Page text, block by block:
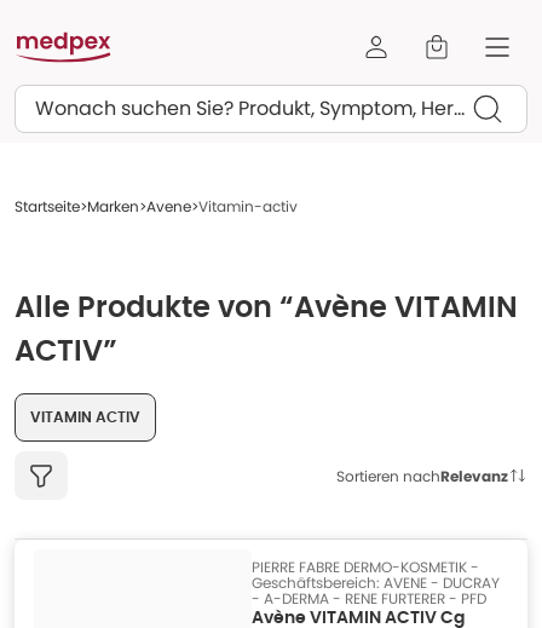
Suchen
Startseite Marken Avene Vitamin-activ
Alle Produkte von “Avène VITAMIN
ACTIV”
VITAMIN ACTIV
Sortieren nachRelevanz
PIERRE FABRE DERMO-KOSMETIK -
Geschäftsbereich: AVENE - DUCRAY
- A-DERMA - RENE FURTERER - PFD
Avène VITAMIN ACTIV Cg